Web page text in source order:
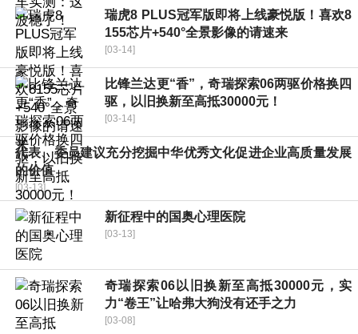
瑞虎8 PLUS冠军版即将上线豪悦版！喜欢8
155芯片+540°全景影像的请速来
[03-14]
比锋兰达更“香”，奇瑞探索06两驱价格换四
驱，以旧换新至高抵30000元！
[03-14]
代表、委员建议充分挖掘中华优秀文化促进企业高质量发展
的价值
[03-13]
新征程中的国奥心理医院
[03-13]
奇瑞探索06以旧换新至高抵30000元，实
力“卷王”让哈弗大狗没有还手之力
[03-08]